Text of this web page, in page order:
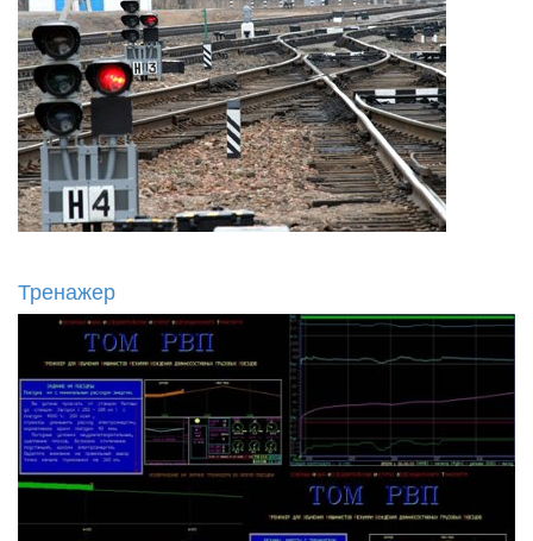
Тренажер